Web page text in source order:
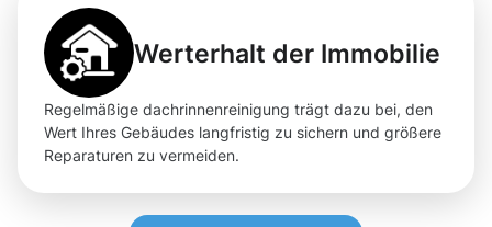
Werterhalt der Immobilie
Regelmäßige dachrinnenreinigung trägt dazu bei, den
Wert Ihres Gebäudes langfristig zu sichern und größere
Reparaturen zu vermeiden.